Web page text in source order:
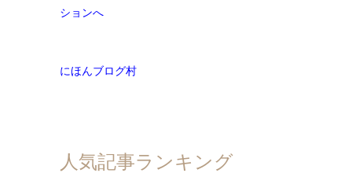
にほんブログ村
人気記事ランキング